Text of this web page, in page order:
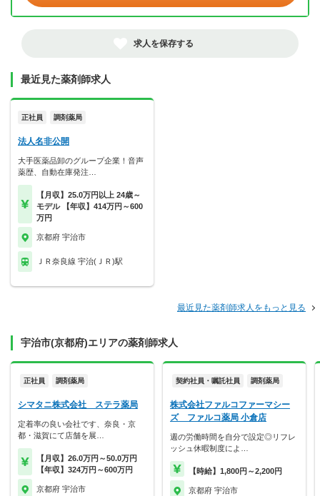
求人を保存する
最近見た薬剤師求人
正社員 調剤薬局
法人名非公開
大手医薬品卸のグループ企業！音声
薬歴、自動在庫発注…
【月収】25.0万円以上 24歳～
モデル 【年収】414万円～600
万円
京都府 宇治市
ＪＲ奈良線 宇治(ＪＲ)駅
最近見た薬剤師求人をもっと見る
宇治市(京都府)エリアの薬剤師求人
正社員 調剤薬局
シマタニ株式会社 ステラ薬局
定着率の良い会社です、奈良・京
都・滋賀にて店舗を展…
【月収】26.0万円～50.0万円
【年収】324万円～600万円
京都府 宇治市
契約社員・嘱託社員 調剤薬局
株式会社ファルコファーマシー
ズ ファルコ薬局 小倉店
週の労働時間を自分で設定◎リフレ
ッシュ休暇制度によ…
【時給】1,800円～2,200円
京都府 宇治市